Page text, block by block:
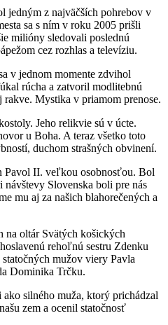
jedným z najväčších pohrebov v
sa s ním v roku 2005 prišli
milióny sledovali poslednú
cez rozhlas a televíziu.
v jednom momente zdvihol
rúcha a zatvoril modlitebnú
rakve. Mystika v priamom prenose.
Jeho relikvie sú v úcte.
u Boha. A teraz všetko toto
duchom strašných obvinení.
Pavol II. veľkou osobnosťou. Bol
Slovenska boli pre nás
mu aj za našich blahorečených a
na oltár Svätých košických
rehoľnú sestru Zdenku
mužov viery Pavla
Dominika Trčku.
ako silného muža, ktorý prichádzal
zem a ocenil statočnosť